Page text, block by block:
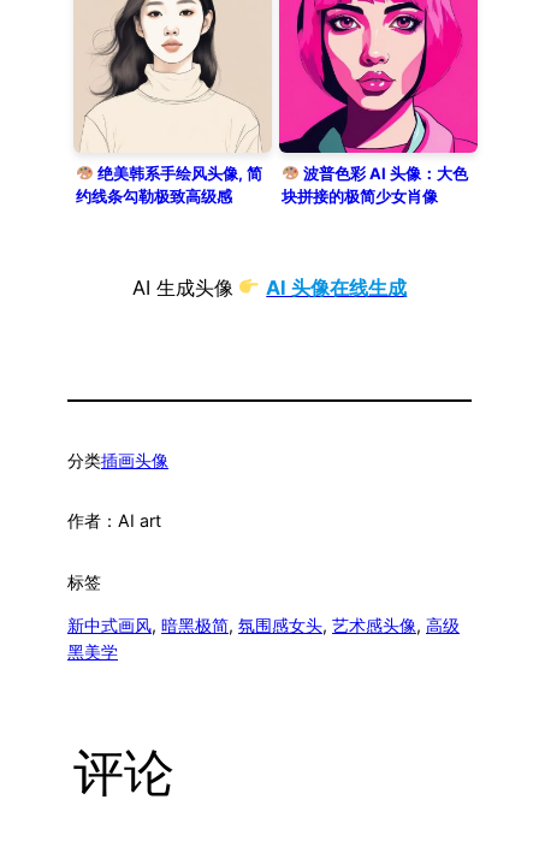
绝美韩系手绘风头像, 简
约线条勾勒极致高级感
波普色彩 AI 头像：大色
块拼接的极简少女肖像
AI 生成头像 AI 头像在线生成
分类插画头像
作者： AI art
标签
新中式画风, 暗黑极简, 氛围感女头, 艺术感头像, 高级
黑美学
评论